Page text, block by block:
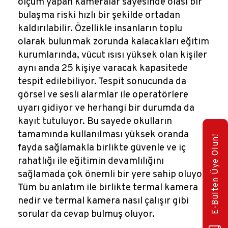
bulaşma riski hızlı bir şekilde ortadan
kaldırılabilir. Özellikle insanların toplu
olarak bulunmak zorunda kalacakları eğitim
kurumlarında, vücut ısısı yüksek olan kişiler
aynı anda 25 kişiye varacak kapasitede
tespit edilebiliyor. Tespit sonucunda da
görsel ve sesli alarmlar ile operatörlere
uyarı gidiyor ve herhangi bir durumda da
kayıt tutuluyor. Bu sayede okulların
tamamında kullanılması yüksek oranda
fayda sağlamakla birlikte güvenle ve iç
rahatlığı ile eğitimin devamlılığını
sağlamada çok önemli bir yere sahip oluyor.
Tüm bu anlatım ile birlikte termal kamera
nedir ve termal kamera nasıl çalışır gibi
sorular da cevap bulmuş oluyor.
E-Bülten Üye Olun!